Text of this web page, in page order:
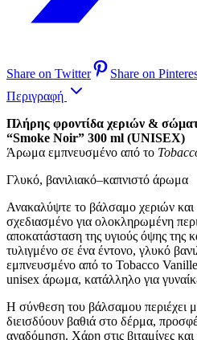
Share on Twitter
Share on
Περιγραφή
Πλήρης φροντίδα χεριών &
“Smoke Noir” 300 ml (UNISEX)
Άρωμα εμπνευσμένο από το
Γλυκό, βανιλιακό–καπνιστό άρωμα
Ανακαλύψτε το βάλσαμο χεριών
σχεδιασμένο για ολοκληρωμένη
αποκατάσταση της υγιούς όψης της
τυλιγμένο σε ένα έντονο, γλυκό
εμπνευσμένο από το Tobacco
unisex άρωμα, κατάλληλο για
Η σύνθεση του βάλσαμου περιέχει
διεισδύουν βαθιά στο δέρμα,
αναδόμηση. Χάρη στις βιταμίνες